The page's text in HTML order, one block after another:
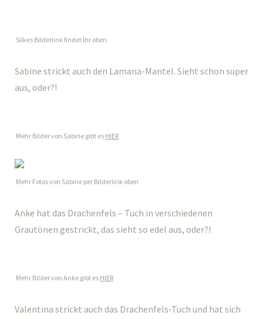
Silkes Bilderlink findet Ihr oben
Sabine strickt auch den Lamana-Mantel. Sieht schon super
aus, oder?!
Mehr Bilder von Sabine gibt es HIER
Mehr Fotos von Sabine per Bilderlink oben
Anke hat das Drachenfels – Tuch in verschiedenen
Grautönen gestrickt, das sieht so edel aus, oder?!
Mehr Bilder von Anke gibt es HIER
Valentina strickt auch das Drachenfels-Tuch und hat sich